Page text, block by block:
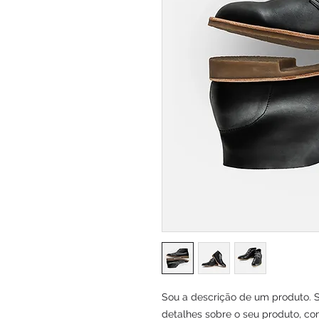
Sou a descrição de um produto.
detalhes sobre o seu produto,